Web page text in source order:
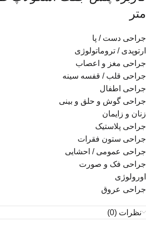
متر
جراحی دست / پا
ارتوپدی / تروماتولوژی
جراحی مغز و اعصاب
جراحی قلب / قفسه سینه
جراحی اطفال
جراحی گوش و حلق و بینی
زنان و زایمان
جراحی پلاستیک
جراحی ستون فقرات
جراحی عمومی / احشایی
جراحی فک و صورت
اورولوژی
جراحی عروق
نظرات (0)